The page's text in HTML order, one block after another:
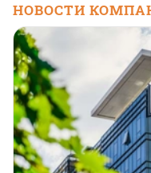
НОВОСТИ